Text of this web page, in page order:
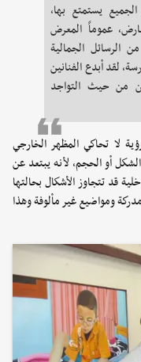
يستمتع بها،
عموماً المعرض
الرسائل الجمالية
لقد أبدع الفنانين
من حيث التواجد
لا تحاكي المظهر الخارجي
أو الحجم، لأنه يبتعد عن
قد تتجاوز الأشكال بحالتها
ومواضيع غير مألوفة وهذا